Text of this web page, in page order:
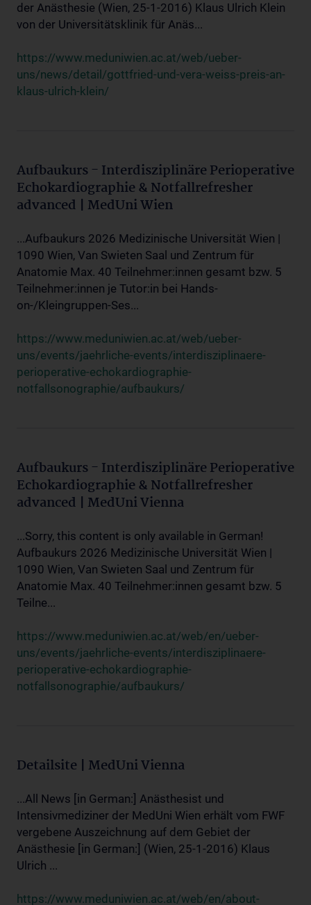
der Anästhesie (Wien, 25-1-2016) Klaus Ulrich Klein
von der Universitätsklinik für Anäs...
https://www.meduniwien.ac.at/web/ueber-
uns/news/detail/gottfried-und-vera-weiss-preis-an-
klaus-ulrich-klein/
Aufbaukurs - Interdisziplinäre Perioperative
Echokardiographie & Notfallrefresher
advanced | MedUni Wien
...Aufbaukurs 2026 Medizinische Universität Wien |
1090 Wien, Van Swieten Saal und Zentrum für
Anatomie Max. 40 Teilnehmer:innen gesamt bzw. 5
Teilnehmer:innen je Tutor:in bei Hands-
on-/Kleingruppen-Ses...
https://www.meduniwien.ac.at/web/ueber-
uns/events/jaehrliche-events/interdisziplinaere-
perioperative-echokardiographie-
notfallsonographie/aufbaukurs/
Aufbaukurs - Interdisziplinäre Perioperative
Echokardiographie & Notfallrefresher
advanced | MedUni Vienna
...Sorry, this content is only available in German!
Aufbaukurs 2026 Medizinische Universität Wien |
1090 Wien, Van Swieten Saal und Zentrum für
Anatomie Max. 40 Teilnehmer:innen gesamt bzw. 5
Teilne...
https://www.meduniwien.ac.at/web/en/ueber-
uns/events/jaehrliche-events/interdisziplinaere-
perioperative-echokardiographie-
notfallsonographie/aufbaukurs/
Detailsite | MedUni Vienna
...All News [in German:] Anästhesist und
Intensivmediziner der MedUni Wien erhält vom FWF
vergebene Auszeichnung auf dem Gebiet der
Anästhesie [in German:] (Wien, 25-1-2016) Klaus
Ulrich ...
https://www.meduniwien.ac.at/web/en/about-